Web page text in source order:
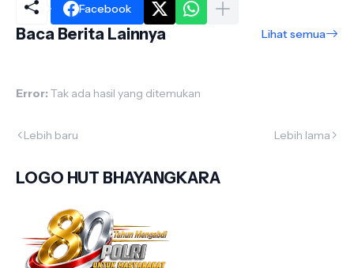
Facebook
Baca Berita Lainnya Lihat semua
Error: Tak ada hasil yang ditemukan
Lebih baru Lebih lama
LOGO HUT BHAYANGKARA